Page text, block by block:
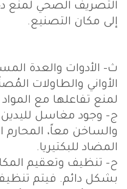
التصريف الصحي لمنع
إلى مكان التصنيع.
ث‌- الأدوات والعدة
الأواني والطاولات
لمنع تفاعلها مع المواد
ج‌- وجود مغاسل لليدين
والساخن معاً، المحارم
المضاد للبكتيريا.
ح‌- تنظيف وتعقيم
بشكل دائم. فيتم